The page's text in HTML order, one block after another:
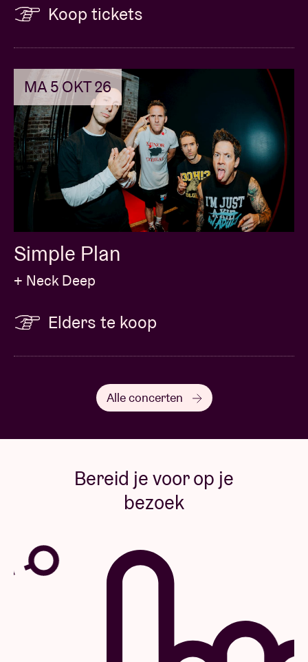
Koop tickets
MA 5 OKT 26
Simple Plan
+ Neck Deep
Elders te koop
Alle concerten
Bereid je voor op je
bezoek